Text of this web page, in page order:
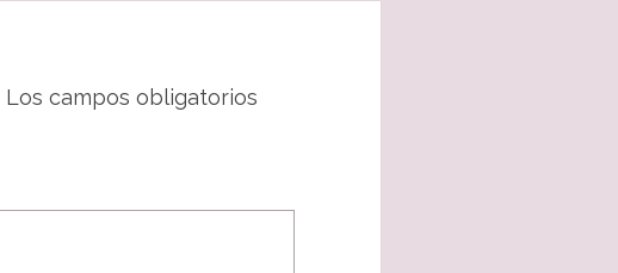
Los campos obligatorios